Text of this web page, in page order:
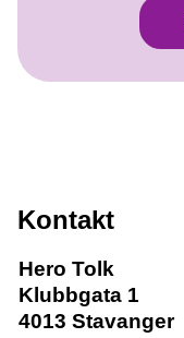
Kontakt
Hero Tolk
Klubbgata 1
4013 Stavanger